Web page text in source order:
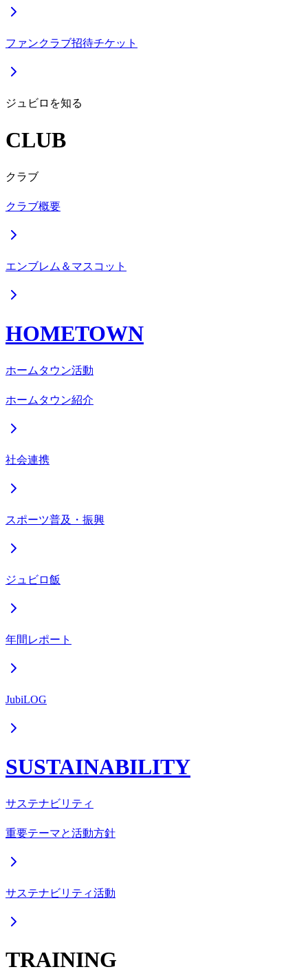
ファンクラブ招待チケット
ジュビロを知る
CLUB
クラブ
クラブ概要
エンブレム＆マスコット
HOMETOWN
ホームタウン活動
ホームタウン紹介
社会連携
スポーツ普及・振興
ジュビロ飯
年間レポート
JubiLOG
SUSTAINABILITY
サステナビリティ
重要テーマと活動方針
サステナビリティ活動
TRAINING